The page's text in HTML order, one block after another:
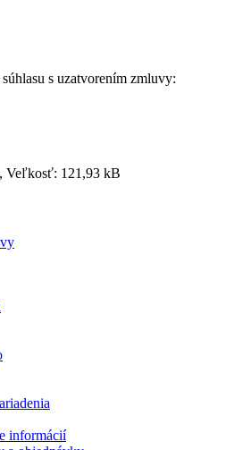
s uzatvorením zmluvy:
Veľkosť: 121,93 kB
informácií